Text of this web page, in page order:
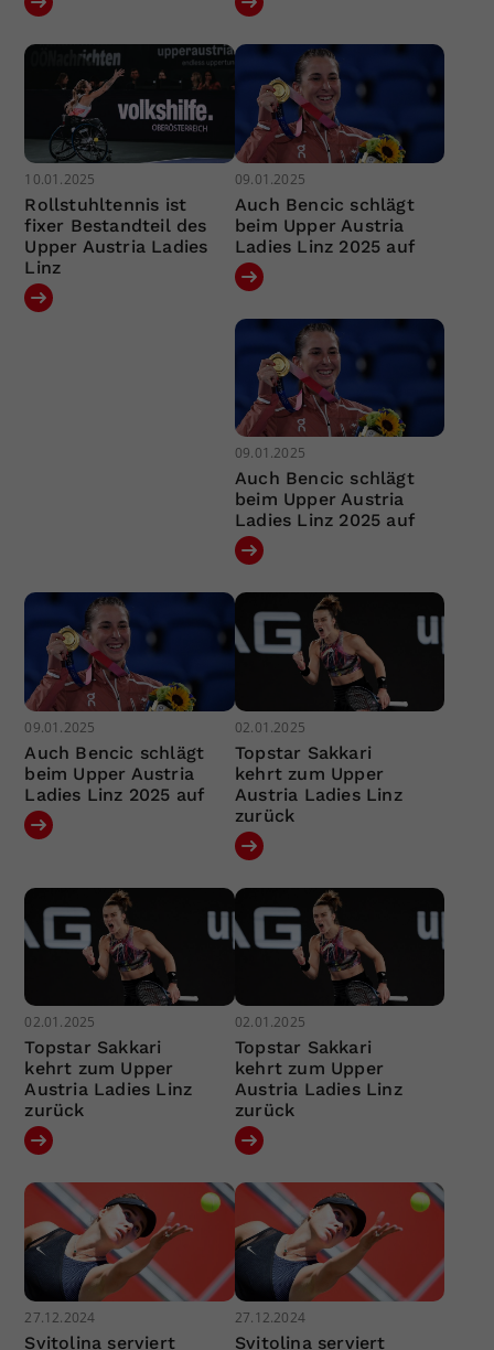
10.01.2025
Rollstuhltennis ist
fixer Bestandteil des
Upper Austria Ladies
Linz
09.01.2025
Auch Bencic schlägt
beim Upper Austria
Ladies Linz 2025 auf
09.01.2025
Auch Bencic schlägt
beim Upper Austria
Ladies Linz 2025 auf
09.01.2025
Auch Bencic schlägt
beim Upper Austria
Ladies Linz 2025 auf
02.01.2025
Topstar Sakkari
kehrt zum Upper
Austria Ladies Linz
zurück
02.01.2025
Topstar Sakkari
kehrt zum Upper
Austria Ladies Linz
zurück
02.01.2025
Topstar Sakkari
kehrt zum Upper
Austria Ladies Linz
zurück
27.12.2024
Svitolina serviert
27.12.2024
Svitolina serviert